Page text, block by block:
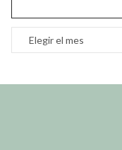
Archivos